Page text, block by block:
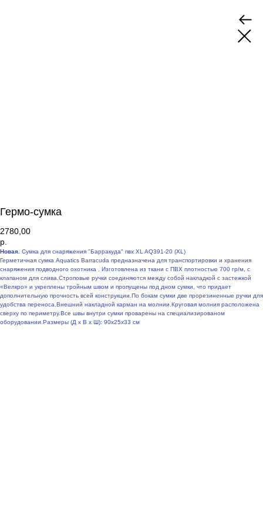
Гермо-сумка
2780,00
р.
Новая. Сумка для снаряжения "Барракуда" пвх XL AQ391-20 (XL)
Герметичная сумка Aquatics Barracuda предназначена для транспортировки и хранения
снаряжения подводного охотника . Изготовлена из ткани с ПВХ плотностью 700 гр/м, с
клапаном для слива.Строповые ручки соединяются между собой накладкой с застежкой
«Велкро» и укреплены тройным швом и пропущены под дном сумки, что придает
дополнительную прочность всей конструкции.По бокам сумки две прорезиненные ручки для
удобства переноса.Внешний накладной карман на молнии.Круговая молния расположена
сверху по периметру.Все швы внутри сумки проварены на специализированом
оборудовании.Размеры (Д х В х Ш): 90х25х33 см